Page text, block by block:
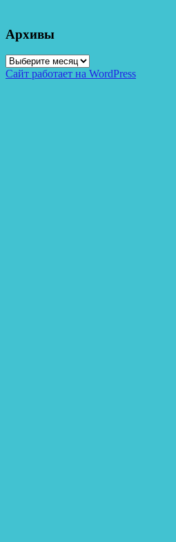
Архивы
Архивы
Сайт работает на WordPress